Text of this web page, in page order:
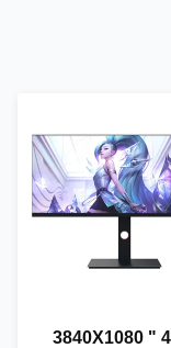
أوم 43.8 " 3840X1080